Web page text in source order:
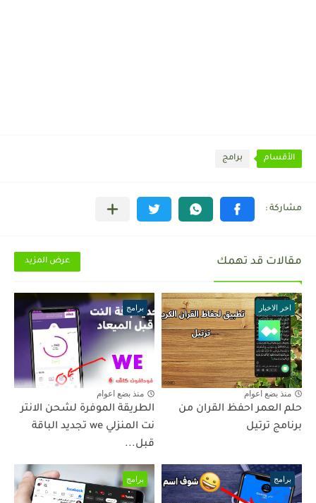
الأقسام برامج
مقالات قد تهمك عرض المزيد
اخر الاخبار
منذ بضع اعوام
حلم العمر احفظ القران من
برنامج ترتيل
برامج
منذ بضع اعوام
الطريقة الموفرة لشحن الانتر
نت المنزلي we تجديد الباقة
قبل...
برامج برامج